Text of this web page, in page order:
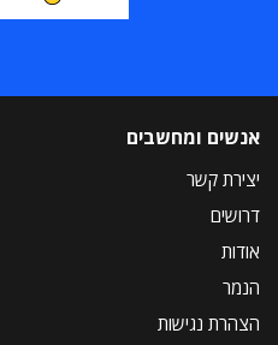
אנשים ומחשבים
יצירת קשר
דרושים
אודות
הנמר
הצהרת נגישות